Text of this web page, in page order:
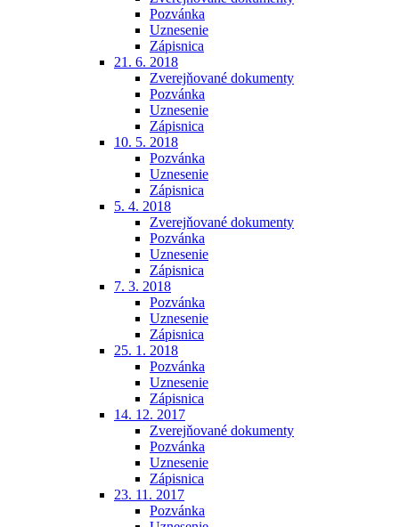
Pozvánka
Uznesenie
Zápisnica
21. 6. 2018
Zverejňované dokumenty
Pozvánka
Uznesenie
Zápisnica
10. 5. 2018
Pozvánka
Uznesenie
Zápisnica
5. 4. 2018
Zverejňované dokumenty
Pozvánka
Uznesenie
Zápisnica
7. 3. 2018
Pozvánka
Uznesenie
Zápisnica
25. 1. 2018
Pozvánka
Uznesenie
Zápisnica
14. 12. 2017
Zverejňované dokumenty
Pozvánka
Uznesenie
Zápisnica
23. 11. 2017
Pozvánka